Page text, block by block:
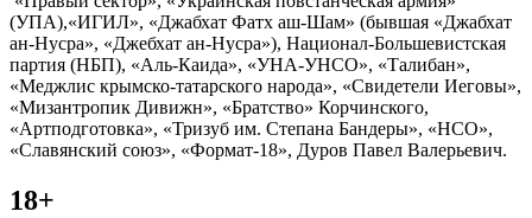
(УПА),«ИГИЛ», «Джабхат Фатх аш-Шам» (бывшая «Джабхат
ан-Нусра», «Джебхат ан-Нусра»), Национал-Большевистская
партия (НБП), «Аль-Каида», «УНА-УНСО», «Талибан»,
«Меджлис крымско-татарского народа», «Свидетели Иеговы»,
«Мизантропик Дивижн», «Братство» Корчинского,
«Артподготовка», «Тризуб им. Степана Бандеры», «НСО»,
«Славянский союз», «Формат-18», Дуров Павел Валерьевич.
18+